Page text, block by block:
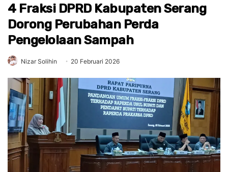
4 Fraksi DPRD Kabupaten Serang
Dorong Perubahan Perda
Pengelolaan Sampah
Nizar Solihin 20 Februari 2026